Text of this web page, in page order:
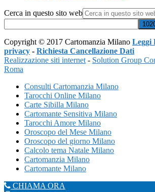
Cerca in questo sito web
Copyright © 2017 Cartomanzia Milano Leggi
privacy - Richiesta Cancellazione Dati
Realizzazione siti internet - Solution Group
Roma
Consulti Cartomanzia Milano
Tarocchi Online Milano
Carte Sibilla Milano
Cartomante Sensitiva Milano
Tarocchi Amore Milano
Oroscopo del Mese Milano
Oroscopo del giorno Milano
Calcolo tema Natale Milano
Cartomanzia Milano
Cartomante Milano
CHIAMA ORA